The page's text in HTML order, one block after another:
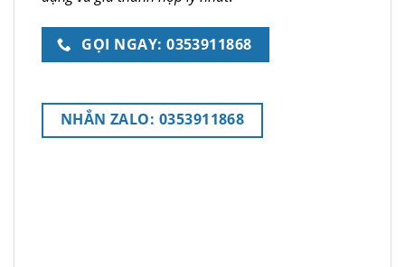
GỌI NGAY: 0353911868
NHẮN ZALO: 0353911868